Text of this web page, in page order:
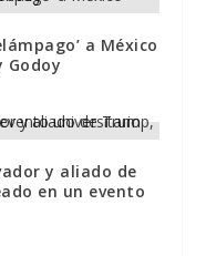
a México
Godoy
y aliado de
en un evento